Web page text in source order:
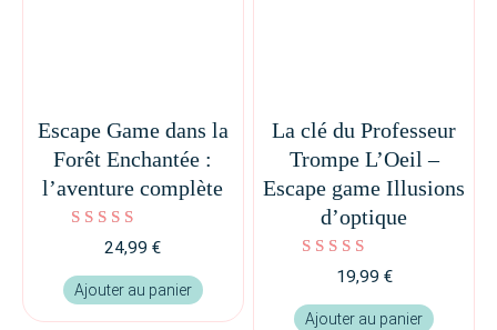
Escape Game dans la
Forêt Enchantée :
l’aventure complète
Note
5.00
sur 5
24,99€
Ajouter au panier
La clé du Professeur
Trompe L’Oeil –
Escape game Illusions
d’optique
Note
5.00
sur 5
19,99 €
Ajouter au panier